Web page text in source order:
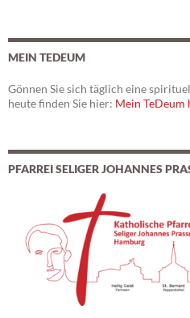
MEIN TEDEUM
Gönnen Sie sich täglich eine
heute finden Sie hier: Mein TeDeum
PFARREI SELIGER JOHANNES